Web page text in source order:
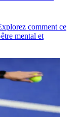
comment ce
mental et